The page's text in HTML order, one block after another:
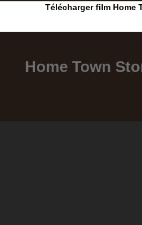
Télécharger film Home
Home Town